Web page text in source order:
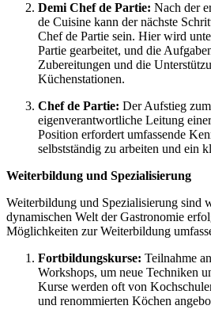
Demi Chef de Partie: Nach der
de Cuisine kann der nächste
Chef de Partie sein. Hier wird
Partie gearbeitet, und die
Zubereitungen und die
Küchenstationen.
Chef de Partie: Der Aufstieg
eigenverantwortliche Leitung
Position erfordert umfassende
selbstständig zu arbeiten und ein
Weiterbildung und Spezialisierung
Weiterbildung und Spezialisierung sind
dynamischen Welt der Gastronomie
Möglichkeiten zur Weiterbildung
Fortbildungskurse: Teilnahme
Workshops, um neue Techniken
Kurse werden oft von
und renommierten Köchen